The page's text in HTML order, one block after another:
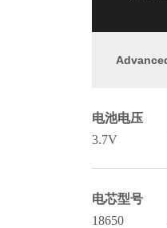
电池电压
3.7V
电芯型号
18650